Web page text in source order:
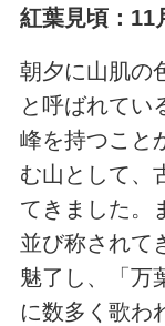
紅葉見頃：11
朝夕に山肌の
と呼ばれてい
峰を持つこと
む山として、
てきました。
並び称されて
魅了し、「万
に数多く歌わ